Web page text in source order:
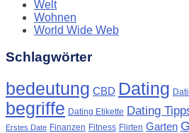
Welt
Wohnen
World Wide Web
Schlagwörter
bedeutung CBD Dating
begriffe Dating Etikette Dating
Erstes Date Finanzen Fitness Flirten Garten